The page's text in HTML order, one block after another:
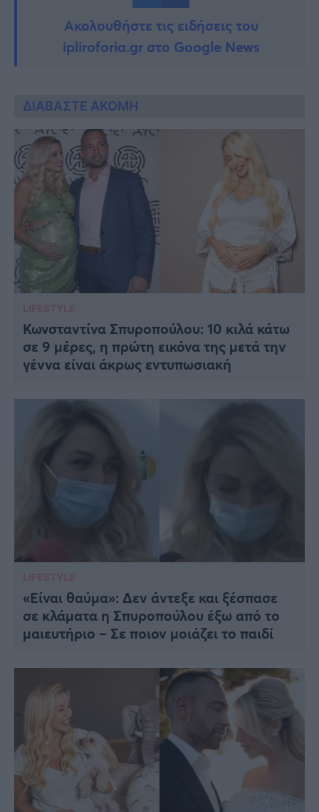
Ακολουθήστε τις ειδήσεις του
ipliroforia.gr στο Google News
ΔΙΑΒΑΣΤΕ ΑΚΟΜΗ
LIFESTYLE
Κωνσταντίνα Σπυροπούλου: 10 κιλά κάτω
σε 9 μέρες, η πρώτη εικόνα της μετά την
γέννα είναι άκρως εντυπωσιακή
LIFESTYLE
«Είναι θαύμα»: Δεν άντεξε και ξέσπασε
σε κλάματα η Σπυροπούλου έξω από το
μαιευτήριο – Σε ποιον μοιάζει το παιδί